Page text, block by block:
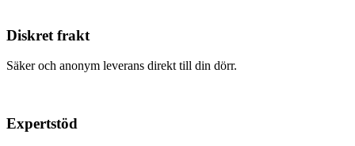
Diskret frakt
Säker och anonym leverans direkt till din dörr.
Expertstöd